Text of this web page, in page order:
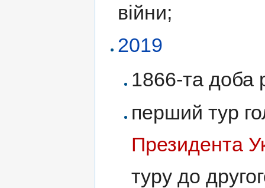
війни;
2019
1866-та доба
перший тур
Президента
туру до